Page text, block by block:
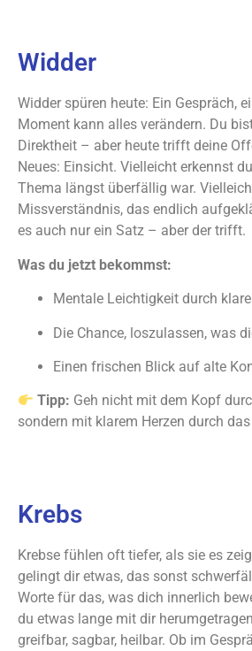
Widder
Widder spüren heute: Ein Gespräch,
Moment kann alles verändern. Du
Direktheit – aber heute trifft deine
Neues: Einsicht. Vielleicht erkennst
Thema längst überfällig war.
Missverständnis, das endlich
es auch nur ein Satz – aber der trifft.
Was du jetzt bekommst:
Mentale Leichtigkeit durch
Die Chance, loszulassen, was
Einen frischen Blick auf alte
Tipp: Geh nicht mit dem Kopf
sondern mit klarem Herzen durch
Krebs
Krebse fühlen oft tiefer, als sie es
gelingt dir etwas, das sonst
Worte für das, was dich innerlich
du etwas lange mit dir
greifbar, sagbar, heilbar. Ob im